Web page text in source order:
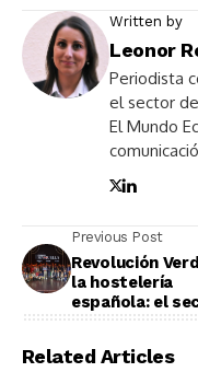
Written by
Leonor
Periodista
el sector
El Mundo
Previous Post
Revolución
la hostelería
española: el
sostenible
Related Articles